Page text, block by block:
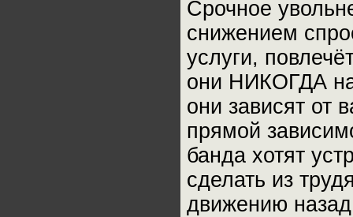
Срочное
снижением
услуги,
они НИКОГДА на
они зависят от
прямой
банда хотят
сделать из
движению